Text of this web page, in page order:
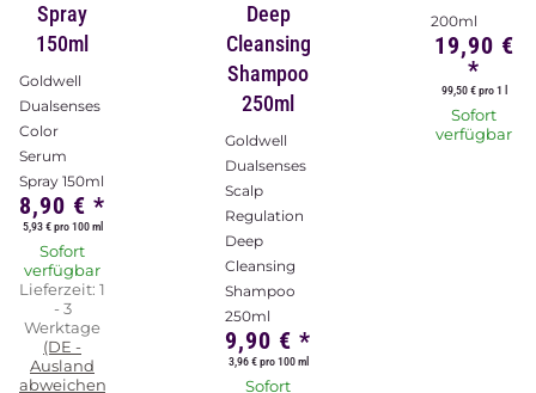
Spray
150ml
Goldwell
Dualsenses
Color
Serum
Spray 150ml
8,90 € *
5,93 € pro 100 ml
Sofort
verfügbar
Lieferzeit: 1
- 3
Werktage
(DE -
Ausland
abweichend)
Deep
Cleansing
Shampoo
250ml
Goldwell
Dualsenses
Scalp
Regulation
Deep
Cleansing
Shampoo
250ml
9,90 € *
3,96 € pro 100 ml
Sofort
200ml
19,90 €
*
99,50 € pro 1 l
Sofort
verfügbar